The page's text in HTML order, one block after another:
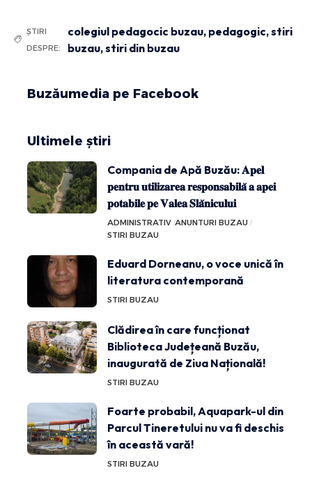
ȘTIRI
DESPRE:
colegiul pedagocic buzau, pedagogic,stiri
buzau,stiri din buzau
Buzăumedia pe Facebook
Ultimele știri
Compania de Apă Buzău: 𝐀𝐩𝐞𝐥
𝐩𝐞𝐧𝐭𝐫𝐮 𝐮𝐭𝐢𝐥𝐢𝐳𝐚𝐫𝐞𝐚 𝐫𝐞𝐬𝐩𝐨𝐧𝐬𝐚𝐛𝐢𝐥𝐚̆ 𝐚 𝐚𝐩𝐞𝐢
𝐩𝐨𝐭𝐚𝐛𝐢𝐥𝐞 𝐩𝐞 𝐕𝐚𝐥𝐞𝐚 𝐒𝐥𝐚̆𝐧𝐢𝐜𝐮𝐥𝐮𝐢
ADMINISTRATIV ANUNTURI BUZAU
STIRI BUZAU
Eduard Dorneanu, o voce unică în
literatura contemporană
STIRI BUZAU
Clădirea în care funcționat
Biblioteca Județeană Buzău,
inaugurată de Ziua Națională!
STIRI BUZAU
Foarte probabil, Aquapark-ul din
Parcul Tineretului nu va fi deschis
în această vară!
STIRI BUZAU